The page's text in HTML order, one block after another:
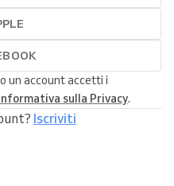
un account accetti i
sulla Privacy.
Iscriviti